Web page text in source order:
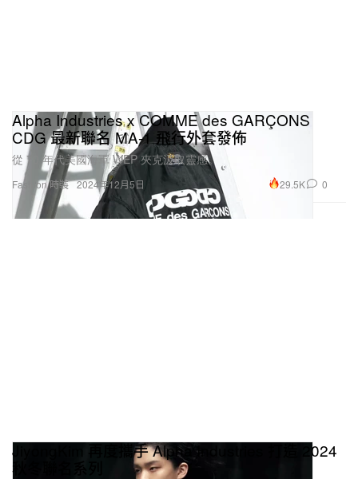
Fashion 時裝
Alpha Industries x COMME des GARÇONS
CDG 最新聯名 MA-1 飛行外套發佈
從 70 年代美國海軍 WEP 夾克汲取靈感。
2024年12月5日 29.5K 0
JiyongKim 再度攜手 Alpha Industries 打造 2024
秋冬聯名系列